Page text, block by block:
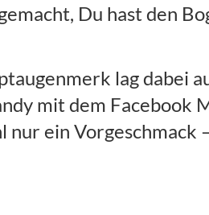
Du hast den
lag dabei
mit dem Facebook
ein Vorgeschmack